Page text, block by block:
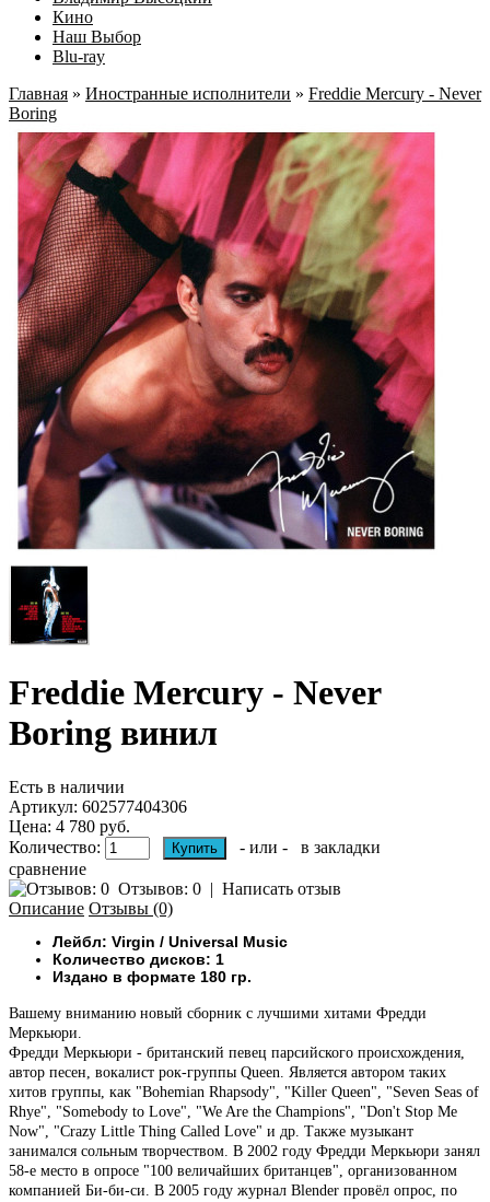
Кино
Наш Выбор
Blu-ray
Главная » Иностранные исполнители » Freddie Mercury - Never
Boring
Freddie Mercury - Never
Boring винил
Есть в наличии
Артикул: 602577404306
Цена: 4 780 руб.
Количество:
- или -
в закладки
сравнение
Отзывов: 0 | Написать отзыв
Описание Отзывы (0)
Лейбл: Virgin / Universal Music
Количество дисков: 1
Издано в формате 180 гр.
Вашему вниманию новый сборник с лучшими хитами Фредди
Меркьюри.
Фредди Меркьюри - британский певец парсийского происхождения,
автор песен, вокалист рок-группы Queen. Является автором таких
хитов группы, как "Bohemian Rhapsody", "Killer Queen", "Seven Seas of
Rhye", "Somebody to Love", "We Are the Champions", "Don't Stop Me
Now", "Crazy Little Thing Called Love" и др. Также музыкант
занимался сольным творчеством. В 2002 году Фредди Меркьюри занял
58-е место в опросе "100 величайших британцев", организованном
компанией Би-би-си. В 2005 году журнал Blender провёл опрос, по